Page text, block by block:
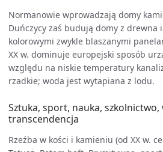
Normanowie wprowadzają domy
Duńczycy zaś budują domy z drewna
kolorowymi zwykle blaszanymi
XX w. dominuje europejski sposób
względu na niskie temperatury
rzadkie; woda jest wytapiana z lodu.
Sztuka, sport, nauka, szkolnictwo,
transcendencja
Rzeźba w kości i kamieniu (od XX w.